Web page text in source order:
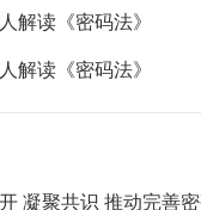
解读《密码法》
解读《密码法》
凝聚共识 推动完善